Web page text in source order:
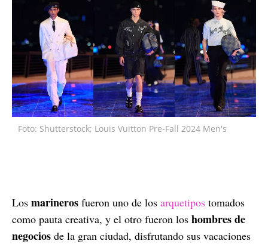
Foto: Shutterstock; Louis Vuitton Pre-Fall 2024 Men's
Los marineros fueron uno de los arquetipos tomados
como pauta creativa, y el otro fueron los hombres de
negocios de la gran ciudad, disfrutando sus vacaciones